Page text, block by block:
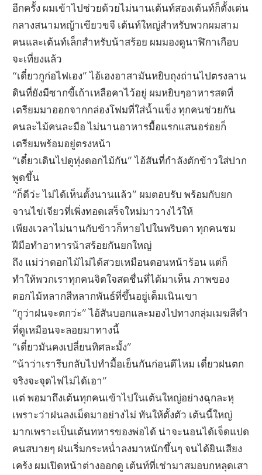
อีกครั้ง ผมเข้าไปช่วยด้วยไม่นานเต้นท์สองเต้นท์ก็ตั้งเด่น
กลางสนามหญ้าเขียวขจี เต้นท์ใหญ่สำหรับพวกผมสาม
คนและเต้นท์เล็กสำหรับน้าสร้อย ผมมองดูนาฬิกาเกือบ
จะเที่ยงแล้ว
“เดี๋ยวกูก่อไฟเอง” ไอ้เฮงอาสามันหยิบถุงถ่านไปตรงลาน
ดินที่ยังมีซากขี้เถ้าเหลือคาไว้อยู่ ผมหยิบๆอาหารสดที่
เตรียมมาออกจากกล่องโฟมที่ใส่น้ำแข็ง ทุกคนช่วยกัน
คนละไม้คนละมือ ไม่นานอาหารมื้อแรกแสนอร่อยก็
เตรียมพร้อมอยู่ตรงหน้า
“เดี๋ยวเดินไปดูทุ่งดอกไม้กัน” ไอ้สันที่กำลังตักข้าวใส่ปาก
พูดขึ้น
“ก็ดีว่ะ ไม่ได้เห็นตั้งนานแล้ว” ผมตอบรับ พร้อมกับยก
จานไข่เจียวที่เพิ่งทอดเสร็จใหม่มาวางไว้ให้
เพียงเวลาไม่นานกับข้าวก็หายไปในพริบตา ทุกคนชม
ฝีมือทำอาหารน้าสร้อยกันยกใหญ่
ถึง แม่ว่าดอกไม้ไม่ได้สวยเหมือนตอนหน้าร้อน แต่ก็
ทำให้พวกเราทุกคนจิตใจสดชื่นที่ได้มาเห็น ภาพของ
ดอกไม้หลากสีหลากพันธ์ที่ขึ้นอยู่เต็มเนินเขา
“กูว่าฝนจะตกว่ะ” ไอ้สันบอกและมองไปทางกลุ่มเมฆสีดำ
ที่ดูเหมือนจะลอยมาทางนี้
“เดี๋ยวมันคงเปลี่ยนทิศละมั้ง”
“น้าว่าเรารีบกลับไปทำมื้อเย็นกันก่อนดีไหม เดี๋ยวฝนตก
จริงจะจุดไฟไม่ได้เอา”
แต่ พอมาถึงเต้นทุกคนเข้าไปในเต้นใหญ่อย่างฉุกละหุ
เพราะว่าฝนลงเม็ดมาอย่างไม่ ทันให้ตั้งตัว เต้นนี้ใหญ่
มากเพราะเป็นเต้นทหารของพ่อได้ น่าจะนอนได้เจ็ดแปด
คนสบายๆ ฝนเริ่มกระหน่ำลงมาหนักขึ้นๆ จนได้ยินเสียง
เคร้ง ผมเปิดหน้าต่างออกดู เต้นท์ที่เช่ามาสมอบกหลุดเสา